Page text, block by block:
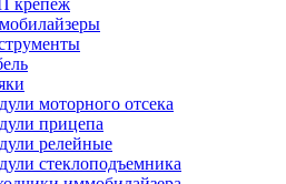
крепеж
моторного отсека
прицепа
релейные
стеклоподъемника